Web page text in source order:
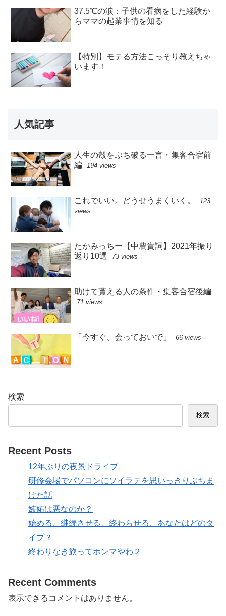
37.5℃の涙：子供の看病をした経験か
らママの起業事情を知る
【特別】モテる方法こっそり教えちゃ
います！
人気記事
人生の殻をぶち破る一言・集客合宿前
編
194 views
これでいい。どうせうまくいく。
123
views
たかみっちー【中農貴詞】2021年振り
返り10選
73 views
助けて貰える人の条件・集客合宿後編
71 views
「今すぐ、会っておいで」 66 views
検索
検索
Recent Posts
12年ぶりの夜景ドライブ
研修会場でパソコンにソイラテを思いっきりぶちま
けた話
嫉妬は悪なのか？
始める、継続させる、終わらせる、あなたはどのタ
イプ？
終わりなき旅ってホンマやわ２
Recent Comments
表示できるコメントはありません。